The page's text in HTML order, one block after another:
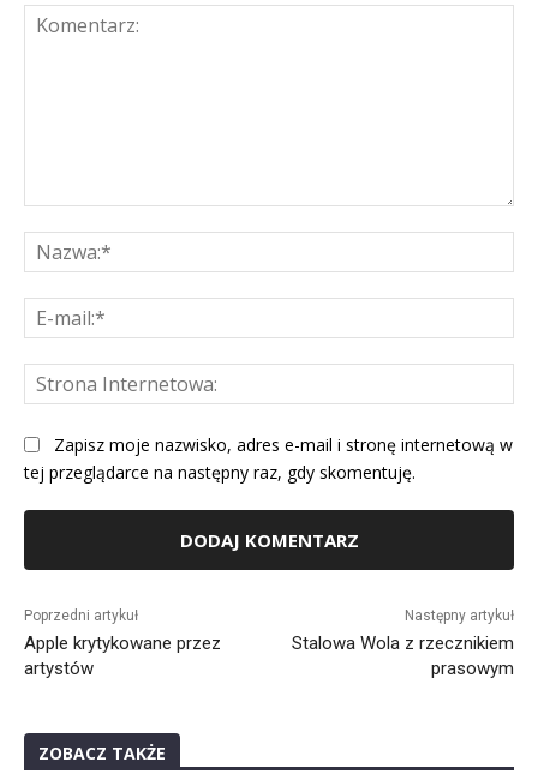
Zapisz moje nazwisko, adres e-mail i stronę internetową w
tej przeglądarce na następny raz, gdy skomentuję.
Poprzedni artykuł
Apple krytykowane przez
artystów
Następny artykuł
Stalowa Wola z rzecznikiem
prasowym
ZOBACZ TAKŻE